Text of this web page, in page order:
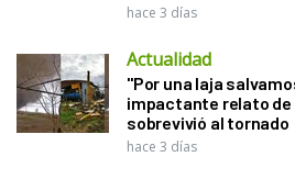
hace 3 días
Actualidad
"Por una laja
impactante relato de
sobrevivió al tornado
hace 3 días